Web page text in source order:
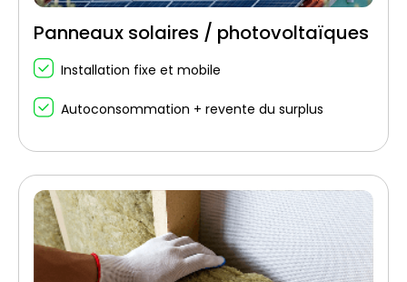
Panneaux solaires / photovoltaïques
Installation fixe et mobile
Autoconsommation + revente du surplus